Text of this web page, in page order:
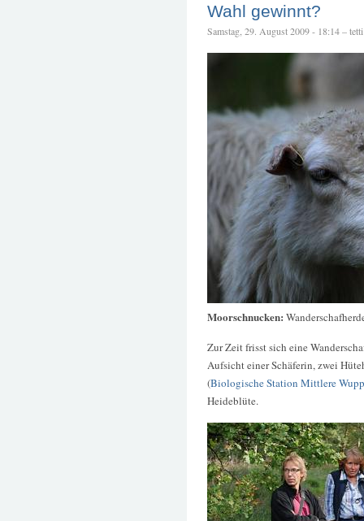
Wahl gewinnt?
Samstag, 29. August 2009 - 18:14 – tetti
Moorschnucken:
Zur Zeit frisst sich eine
Aufsicht einer Schäferin, zwei
(Biologische Station Mittlere
Heideblüte.